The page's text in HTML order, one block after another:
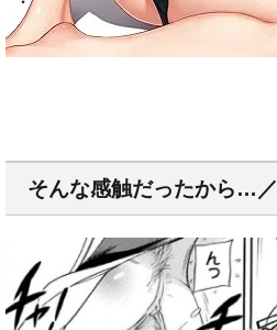
そんな感触だったから…／